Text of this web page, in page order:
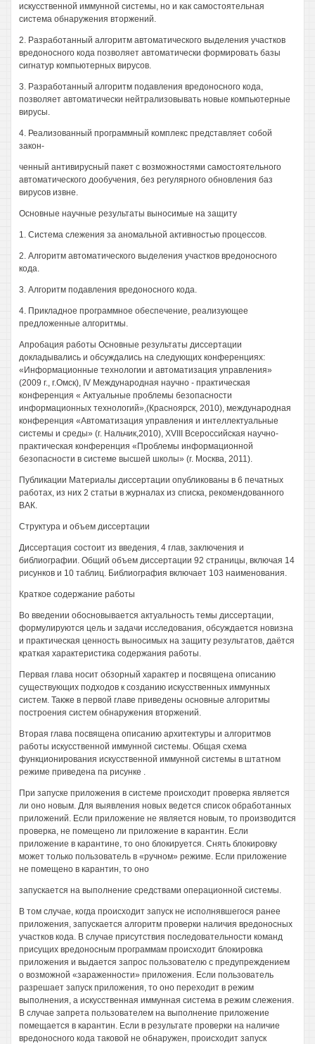
искусственной иммунной системы, но и как самостоятельная
система обнаружения вторжений.
2. Разработанный алгоритм автоматического выделения участков
вредоносного кода позволяет автоматически формировать базы
сигнатур компьютерных вирусов.
3. Разработанный алгоритм подавления вредоносного кода,
позволяет автоматически нейтрализовывать новые компьютерные
вирусы.
4. Реализованный программный комплекс представляет собой
закон-
ченный антивирусный пакет с возможностями самостоятельного
автоматического дообучения, без регулярного обновления баз
вирусов извне.
Основные научные результаты выносимые на защиту
1. Система слежения за аномальной активностью процессов.
2. Алгоритм автоматического выделения участков вредоносного
кода.
3. Алгоритм подавления вредоносного кода.
4. Прикладное программное обеспечение, реализующее
предложенные алгоритмы.
Апробация работы Основные результаты диссертации
докладывались и обсуждались на следующих конференциях:
«Информационные технологии и автоматизация управления»
(2009 г., г.Омск), IV Международная научно - практическая
конференция « Актуальные проблемы безопасности
информационных технологий»,(Красноярск, 2010), международная
конференция «Автоматизация управления и интеллектуальные
системы и среды» (г. Нальчик,2010), XVIII Всероссийская научно-
практическая конференция «Проблемы информационной
безопасности в системе высшей школы» (г. Москва, 2011).
Публикации Материалы диссертации опубликованы в 6 печатных
работах, из них 2 статьи в журналах из списка, рекомендованного
ВАК.
Структура и объем диссертации
Диссертация состоит из введения, 4 глав, заключения и
библиографии. Общий объем диссертации 92 страницы, включая 14
рисунков и 10 таблиц. Библиография включает 103 наименования.
Краткое содержание работы
Во введении обосновывается актуальность темы диссертации,
формулируются цель и задачи исследования, обсуждается новизна
и практическая ценность выносимых на защиту результатов, даётся
краткая характеристика содержания работы.
Первая глава носит обзорный характер и посвящена описанию
существующих подходов к созданию искусственных иммунных
систем. Также в первой главе приведены основные алгоритмы
построения систем обнаружения вторжений.
Вторая глава посвящена описанию архитектуры и алгоритмов
работы искусственной иммунной системы. Общая схема
функционирования искусственной иммунной системы в штатном
режиме приведена па рисунке .
При запуске приложения в системе происходит проверка является
ли оно новым. Для выявления новых ведется список обработанных
приложений. Если приложение не является новым, то производится
проверка, не помещено ли приложение в карантин. Если
приложение в карантине, то оно блокируется. Снять блокировку
может только пользователь в «ручном» режиме. Если приложение
не помещено в карантин, то оно
запускается на выполнение средствами операционной системы.
В том случае, когда происходит запуск не исполнявшегося ранее
приложения, запускается алгоритм проверки наличия вредоносных
участков кода. В случае присутствия последовательности команд
присущих вредоносным программам происходит блокировка
приложения и выдается запрос пользователю с предупреждением
о возможной «зараженности» приложения. Если пользователь
разрешает запуск приложения, то оно переходит в режим
выполнения, а искусственная иммунная система в режим слежения.
В случае запрета пользователем на выполнение приложение
помещается в карантин. Если в результате проверки на наличие
вредоносного кода таковой не обнаружен, происходит запуск